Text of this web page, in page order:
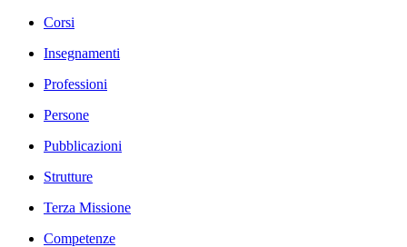
Corsi
Insegnamenti
Professioni
Persone
Pubblicazioni
Strutture
Terza Missione
Competenze